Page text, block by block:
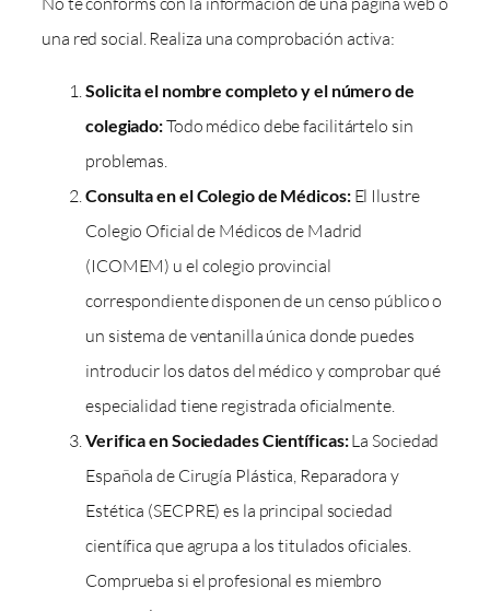
una red social. Realiza una comprobación activa:
Solicita el nombre completo y el número de
colegiado:Todo médico debe facilitártelo sin
problemas.
Consulta en el Colegio de Médicos:El Ilustre
Colegio Oficial de Médicos de Madrid
(ICOMEM) u el colegio provincial
correspondiente disponen de un censo público o
un sistema de ventanilla única donde puedes
introducir los datos del médico y comprobar qué
especialidad tiene registrada oficialmente.
Verifica en Sociedades Científicas:La Sociedad
Española de Cirugía Plástica, Reparadora y
Estética (SECPRE) es la principal sociedad
científica que agrupa a los titulados oficiales.
Comprueba si el profesional es miembro